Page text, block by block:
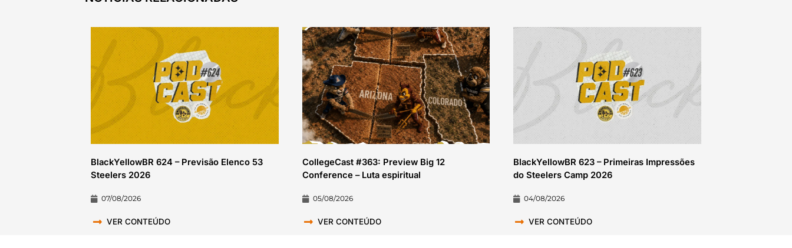
BlackYellowBR 624 – Previsão Elenco 53
Steelers 2026
07/08/2026
VER CONTEÚDO
CollegeCast #363: Preview Big 12
Conference – Luta espiritual
05/08/2026
VER CONTEÚDO
BlackYellowBR 623 – Primeiras Impressões
do Steelers Camp 2026
04/08/2026
VER CONTEÚDO